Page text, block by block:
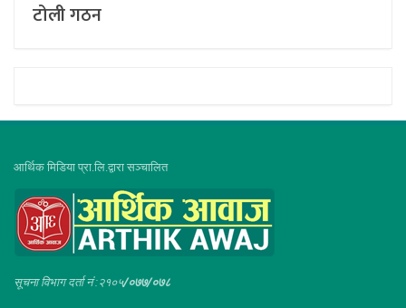
टोली गठन
आर्थिक मिडिया प्रा.लि.द्वारा सञ्चालित
सूचना विभाग दर्ता नं :२१०५/०७७/०७८